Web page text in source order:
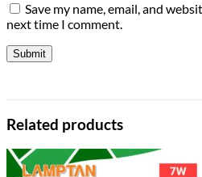
Save my name, email, and
next time I comment.
Related products